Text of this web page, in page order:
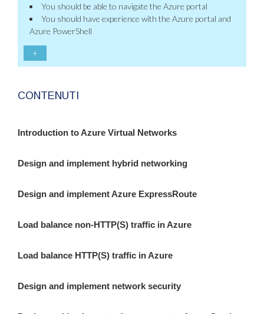
You should be able to navigate the Azure portal
You should have experience with the Azure portal and
Azure PowerShell
+
CONTENUTI
Introduction to Azure Virtual Networks
Design and implement hybrid networking
Design and implement Azure ExpressRoute
Load balance non-HTTP(S) traffic in Azure
Load balance HTTP(S) traffic in Azure
Design and implement network security